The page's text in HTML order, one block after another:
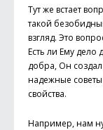
Тут же встает
такой
взгляд. Это
Есть ли Ему дело
добра, Он
надежные советы
свойства.
Например, нам